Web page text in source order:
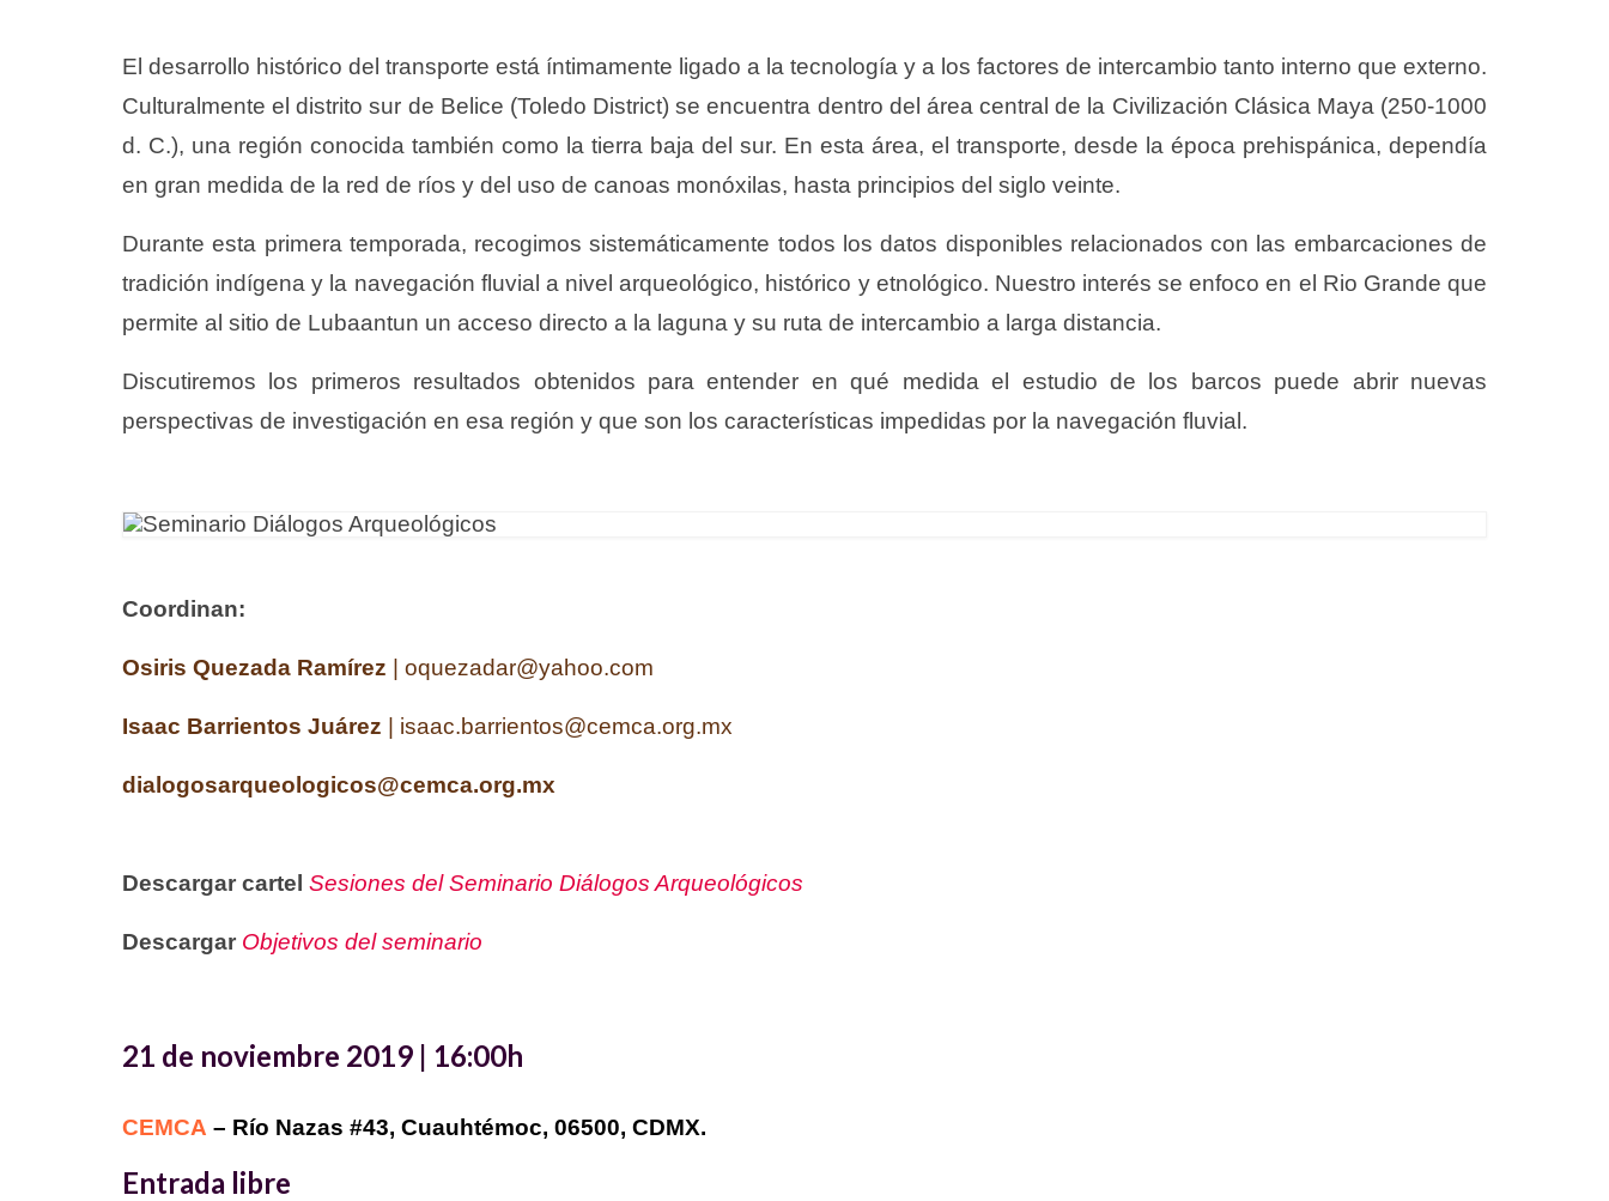
El desarrollo histórico del transporte está íntimamente ligado a la tecnología y a los factores de intercambio tanto interno que externo.
Culturalmente el distrito sur de Belice (Toledo District) se encuentra dentro del área central de la Civilización Clásica Maya (250-1000
d. C.), una región conocida también como la tierra baja del sur. En esta área, el transporte, desde la época prehispánica, dependía
en gran medida de la red de ríos y del uso de canoas monóxilas, hasta principios del siglo veinte.
Durante esta primera temporada, recogimos sistemáticamente todos los datos disponibles relacionados con las embarcaciones de
tradición indígena y la navegación fluvial a nivel arqueológico, histórico y etnológico. Nuestro interés se enfoco en el Rio Grande que
permite al sitio de Lubaantun un acceso directo a la laguna y su ruta de intercambio a larga distancia.
Discutiremos los primeros resultados obtenidos para entender en qué medida el estudio de los barcos puede abrir nuevas
perspectivas de investigación en esa región y que son los características impedidas por la navegación fluvial.
Coordinan:
Osiris Quezada Ramírez | oquezadar@yahoo.com
Isaac Barrientos Juárez | isaac.barrientos@cemca.org.mx
dialogosarqueologicos@cemca.org.mx
Descargar cartel Sesiones del Seminario Diálogos Arqueológicos
Descargar Objetivos del seminario
21 de noviembre 2019 | 16:00h
CEMCA – Río Nazas #43, Cuauhtémoc, 06500, CDMX.
Entrada libre